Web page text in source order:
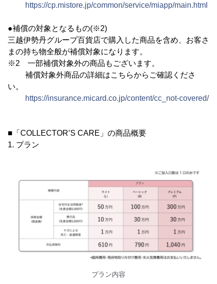
https://cp.mistore.jp/common/service/miapp/main.html
●補償の対象となるもの(※2)
三越伊勢丹グループ百貨店で購入した商品を含め、お客さ
まの持ち物全般が補償対象になります。
※2 一部補償対象外の商品もございます。
補償対象外商品の詳細はこちらからご確認くださ
い。
https://insurance.micard.co.jp/content/cc_not-covered/
■「COLLECTOR’S CARE」の商品概要
1. プラン
プラン内容